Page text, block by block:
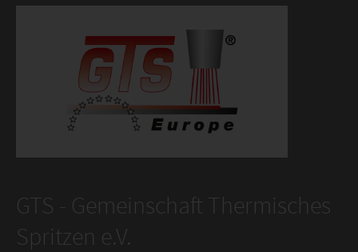
GTS - Gemeinschaft Thermisches
Spritzen e.V.